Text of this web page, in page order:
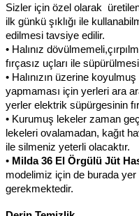
Sizler için özel olarak
ilk günkü şıklığı ile
edilmesi tavsiye edilir.
• Halınız
fırçasız uçları ile
• Halınızın üzerine
yapmaması için yerleri ara
yerler elektrik süpürgesinin
• Kurumuş lekeler zaman
lekeleri ovalamadan, kağıt
ile silmeniz yeterli olacaktır.
• Milda 36 El Örgülü Jüt
modelimiz için de burada
gerekmektedir.